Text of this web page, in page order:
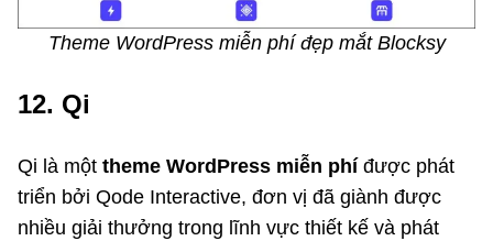
Theme WordPress miễn phí đẹp mắt Blocksy
12. Qi
Qi là một theme WordPress miễn phíđược phát
triển bởi Qode Interactive, đơn vị đã giành được
nhiều giải thưởng trong lĩnh vực thiết kế và phát